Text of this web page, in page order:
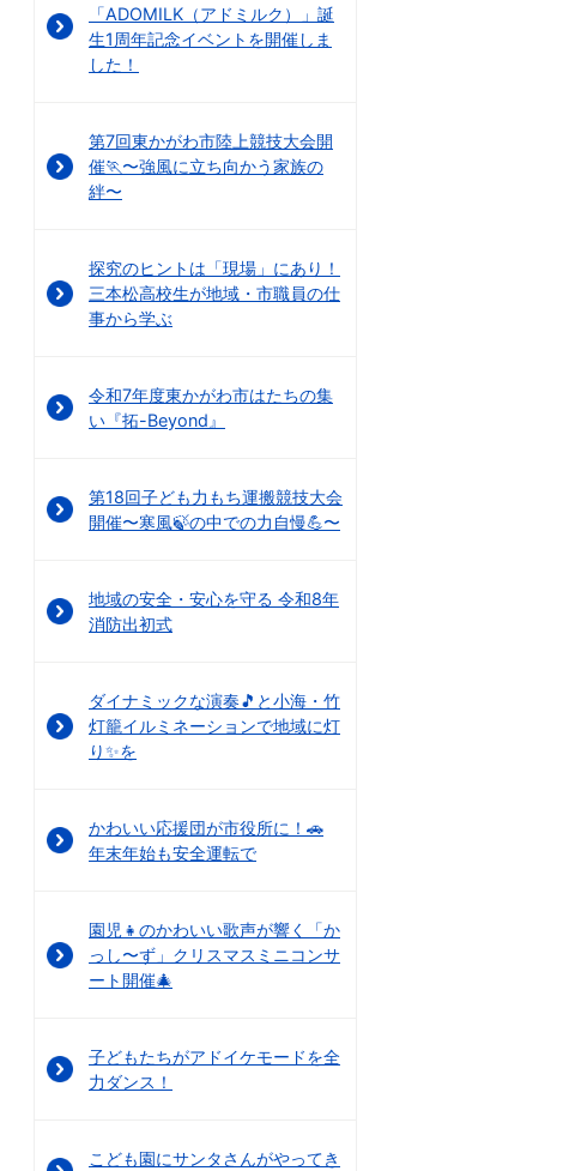
「ADOMILK（アドミルク）」誕
生1周年記念イベントを開催しま
した！
第7回東かがわ市陸上競技大会開
催🏃〜強風に立ち向かう家族の
絆〜
探究のヒントは「現場」にあり！
三本松高校生が地域・市職員の仕
事から学ぶ
令和7年度東かがわ市はたちの集
い『拓-Beyond』
第18回子ども力もち運搬競技大会
開催〜寒風🍃の中での力自慢💪〜
地域の安全・安心を守る 令和8年
消防出初式
ダイナミックな演奏🎵と小海・竹
灯籠イルミネーションで地域に灯
り✨を
かわいい応援団が市役所に！🚗
年末年始も安全運転で
園児👧のかわいい歌声が響く「か
っし〜ず」クリスマスミニコンサ
ート開催🎄
子どもたちがアドイケモードを全
力ダンス！
こども園にサンタさんがやってき